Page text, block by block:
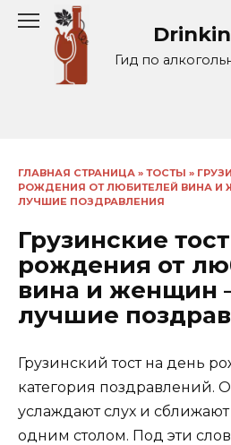
Перейти
содержанию
Гид по
ГЛАВНАЯ СТРАНИЦА » ТОСТЫ »
РОЖДЕНИЯ ОТ ЛЮБИТЕЛЕЙ ВИНА И
ЛУЧШИЕ ПОЗДРАВЛЕНИЯ
Грузинские
рождения от
вина и женщин
лучшие
Грузинский тост на день
категория поздравлений.
услаждают слух и
одним столом. Под эти